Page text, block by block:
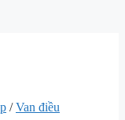
/Van điều